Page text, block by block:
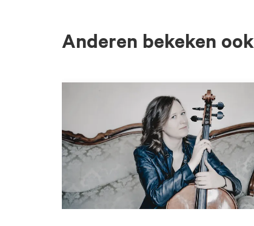
Anderen bekeken ook